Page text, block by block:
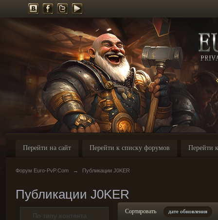
Перейти на сайт Перейти к списку форумов Перейти
Форум Euro-PvP.Com → Публикации J0KER
Публикации J0KER
По типу контента
Сортировать дате обновления